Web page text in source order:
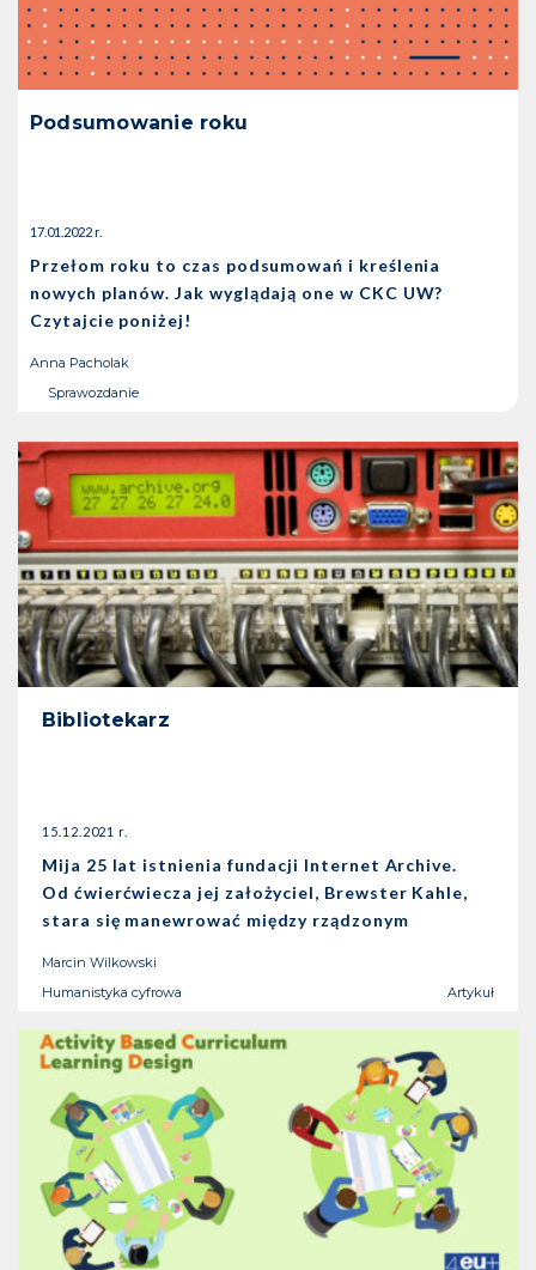
Podsumowanie roku
17.01.2022 r.
Przełom roku to czas podsumowań i kreślenia
nowych planów. Jak wyglądają one w CKC UW?
Czytajcie poniżej!
Anna Pacholak
Sprawozdanie
Bibliotekarz
15.12.2021 r.
Mija 25 lat istnienia fundacji Internet Archive.
Od ćwierćwiecza jej założyciel, Brewster Kahle,
stara się manewrować między rządzonym
Marcin Wilkowski
Humanistyka cyfrowa
Artykuł